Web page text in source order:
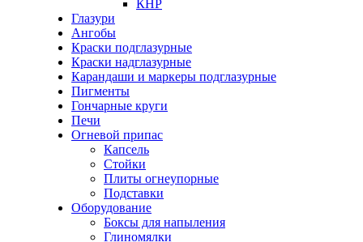
КНР
Глазури
Ангобы
Краски подглазурные
Краски надглазурные
Карандаши и маркеры подглазурные
Пигменты
Гончарные круги
Печи
Огневой припас
Капсель
Стойки
Плиты огнеупорные
Подставки
Оборудование
Боксы для напыления
Глиномялки